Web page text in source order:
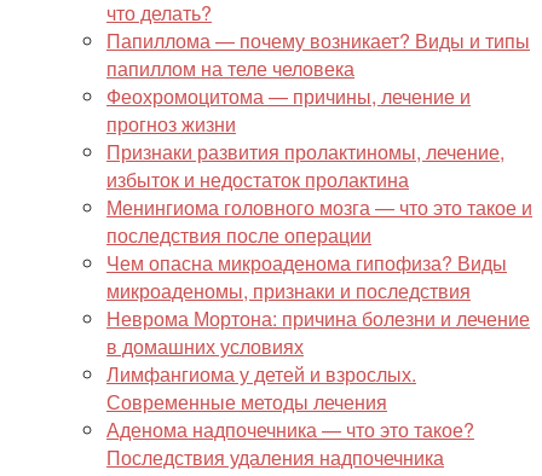
что делать?
Папиллома — почему возникает? Виды и типы
папиллом на теле человека
Феохромоцитома — причины, лечение и
прогноз жизни
Признаки развития пролактиномы, лечение,
избыток и недостаток пролактина
Менингиома головного мозга — что это такое и
последствия после операции
Чем опасна микроаденома гипофиза? Виды
микроаденомы, признаки и последствия
Неврома Мортона: причина болезни и лечение
в домашних условиях
Лимфангиома у детей и взрослых.
Современные методы лечения
Аденома надпочечника — что это такое?
Последствия удаления надпочечника